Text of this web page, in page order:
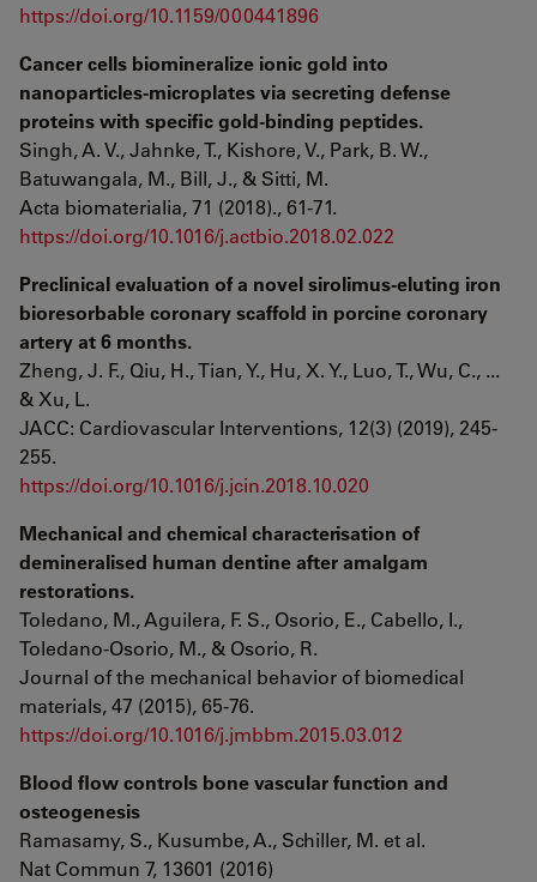
https://doi.org/10.1159/000441896
Cancer cells biomineralize ionic gold into
nanoparticles-microplates via secreting defense
proteins with specific gold-binding peptides.
Singh, A. V., Jahnke, T., Kishore, V., Park, B. W.,
Batuwangala, M., Bill, J., & Sitti, M.
Acta biomaterialia, 71 (2018)., 61-71.
https://doi.org/10.1016/j.actbio.2018.02.022
Preclinical evaluation of a novel sirolimus-eluting iron
bioresorbable coronary scaffold in porcine coronary
artery at 6 months.
Zheng, J. F., Qiu, H., Tian, Y., Hu, X. Y., Luo, T., Wu, C., ...
& Xu, L.
JACC: Cardiovascular Interventions, 12(3) (2019), 245-
255.
https://doi.org/10.1016/j.jcin.2018.10.020
Mechanical and chemical characterisation of
demineralised human dentine after amalgam
restorations.
Toledano, M., Aguilera, F. S., Osorio, E., Cabello, I.,
Toledano-Osorio, M., & Osorio, R.
Journal of the mechanical behavior of biomedical
materials, 47 (2015), 65-76.
https://doi.org/10.1016/j.jmbbm.2015.03.012
Blood ﬂow controls bone vascular function and
osteogenesis
Ramasamy, S., Kusumbe, A., Schiller, M. et al.
Nat Commun 7, 13601 (2016)